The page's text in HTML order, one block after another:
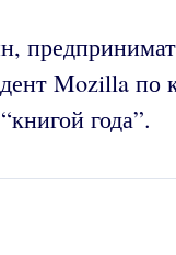
Mozilla по
года”.